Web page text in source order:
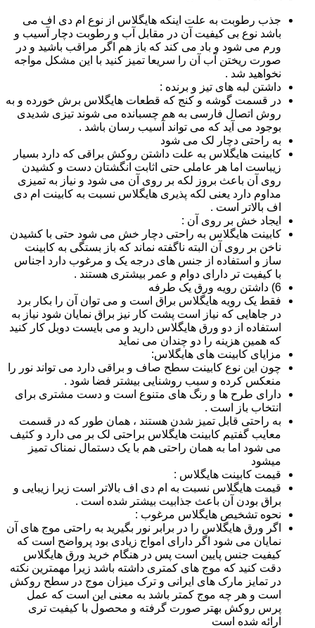
جذب رطوبت به علت اینکه هایگلاس از نوع ام دی اف می
باشد نوع بی کیفیت آن در مقابل آب و رطوبت دچار آسیب و
ورم می شود و باد می کند که باز هم اگر مراقب باشید و در
صورت ریختن آب آن را سریعا تمیز کنید با این مشکل مواجه
نخواهید شد .
داشتن لبه های تیز و برنده :
در قسمت گوشه و کنج که قطعات هایگلاس برش خورده و به
روش اتصال فارسی به هم چسبانده می شوند تیزی شدیدی
بوجود می آید که می تواند آسیب رسان باشد .
به راحتی دچار لک می شود
کابینت هایگلاس به علت داشتن روکش براقی که دارد بسیار
زیباست اما هر عاملی حتی اثابت انگشتان دست و کشیدن
روی آن باعث بروز لکه بر روی آن می شود و نیاز به تمیزی
مداوم دارد یعنی لکه پذیری هایگلاس نسبت به کابینت ام دی
اف بالاتر است .
ایجاد خش بر روی آن :
کابینت هایگلاس به راحتی دچار خش می شود حتی با کشیدن
ناخن بر روی آن البته ناگفته نماند که باز بستگی به کابینت
ساز و استفاده از جنس های درجه یک و مرغوب دارد اجناس
با کیفیت تر دارای دوام و عمر بیشتری هستند .
6) داشتن رویه ورق یک طرفه
فقط یک رویه هایگلاس براق است و می توان آن را بکار برد
در جاهایی که نیاز است پشت کار نیز براق نمایان شود نیاز به
استفاده از دو ورق هایگلاس دارید و می بایست دوبل کار کنید
که همین هزینه را دو چندان می نماید
مزایای کابینت های هایگلاس:
چون این نوع کابینت سطح صاف و براقی دارد می تواند نور را
منعکس کرده و سبب روشنایی بیشتر فضا شود .
دارای طرح ها و رنگ های متنوع است و دست مشتری برای
انتخاب باز است .
به راحتی قابل تمیز شدن هستند ، همان طور که در قسمت
معایب گفتیم کابینت هایگلاس براحتی لک بر می دارد و کثیف
می شود اما به همان راحتی هم با یک دستمال نمناک تمیز
میشود
قیمت کابینت هایگلاس :
قیمت هایگلاس نسبت به ام دی اف بالاتر است زیرا زیبایی و
براق بودن آن باعث جذابیت بیشتر شده است .
نحوه تشخیص هایگلاس مرغوب :
اگر ورق هایگلاس را در برابر نور بگیرید به راحتی موج های آن
نمایان می شود اگر دارای امواج زیادی بود پرواضح است که
کیفیت جنس پایین است پس در هنگام خرید ورق هایگلاس
دقت کنید که موج های کمتری داشته باشد زیرا مهمترین نکته
در تمایز مارک های ایرانی و ترک میزان موج در سطح روکش
است و هر چه موج کمتر باشد به معنی این است که عمل
پرس روکش بهتر صورت گرفته و محصول با کیفیت تری
ارائه شده است